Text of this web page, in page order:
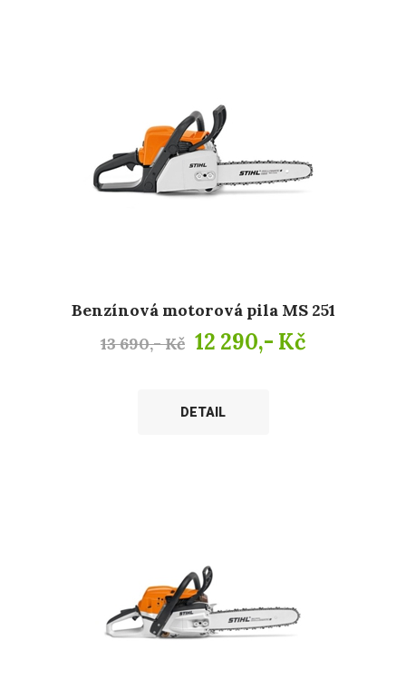
Benzínová motorová pila MS 251
13 690,- Kč 12 290,- Kč
DETAIL